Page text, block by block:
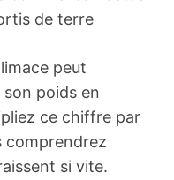
de terre
peut
son poids en
ce chiffre par
comprendrez
si vite.